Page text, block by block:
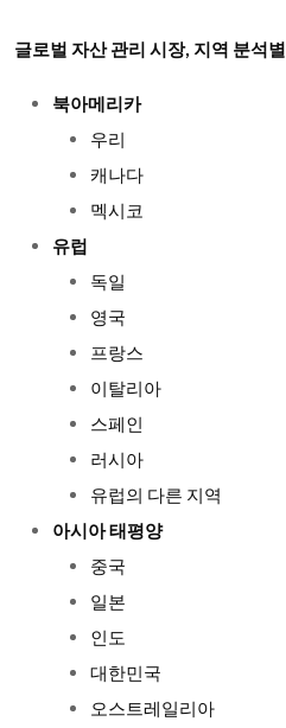
글로벌 자산 관리 시장, 지역 분석별
북아메리카
우리
캐나다
멕시코
유럽
독일
영국
프랑스
이탈리아
스페인
러시아
유럽의 다른 지역
아시아 태평양
중국
일본
인도
대한민국
오스트레일리아